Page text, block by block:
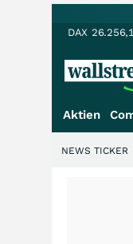
DAX
Aktien
NEWS TICKER